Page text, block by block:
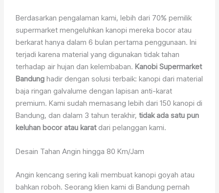
Berdasarkan pengalaman kami, lebih dari 70% pemilik
supermarket mengeluhkan kanopi mereka bocor atau
berkarat hanya dalam 6 bulan pertama penggunaan. Ini
terjadi karena material yang digunakan tidak tahan
terhadap air hujan dan kelembaban.Kanobi Supermarket
Bandung hadir dengan solusi terbaik: kanopi dari material
baja ringan galvalume dengan lapisan anti-karat
premium. Kami sudah memasang lebih dari 150 kanopi di
Bandung, dan dalam 3 tahun terakhir,tidak ada satu pun
keluhan bocor atau karatdari pelanggan kami.
Desain Tahan Angin hingga 80 Km/Jam
Angin kencang sering kali membuat kanopi goyah atau
bahkan roboh. Seorang klien kami di Bandung pernah